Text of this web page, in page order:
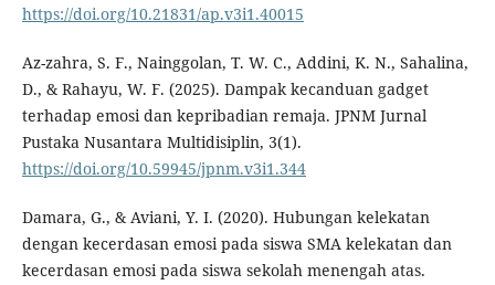
https://doi.org/10.21831/ap.v3i1.40015
Az-zahra, S. F., Nainggolan, T. W. C., Addini, K. N., Sahalina,
D., & Rahayu, W. F. (2025). Dampak kecanduan gadget
terhadap emosi dan kepribadian remaja. JPNM Jurnal
Pustaka Nusantara Multidisiplin, 3(1).
https://doi.org/10.59945/jpnm.v3i1.344
Damara, G., & Aviani, Y. I. (2020). Hubungan kelekatan
dengan kecerdasan emosi pada siswa SMA kelekatan dan
kecerdasan emosi pada siswa sekolah menengah atas.